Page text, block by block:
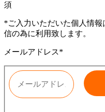
須
*ご入力いただいた個人情
信の為に利用致します。
メールアドレス*